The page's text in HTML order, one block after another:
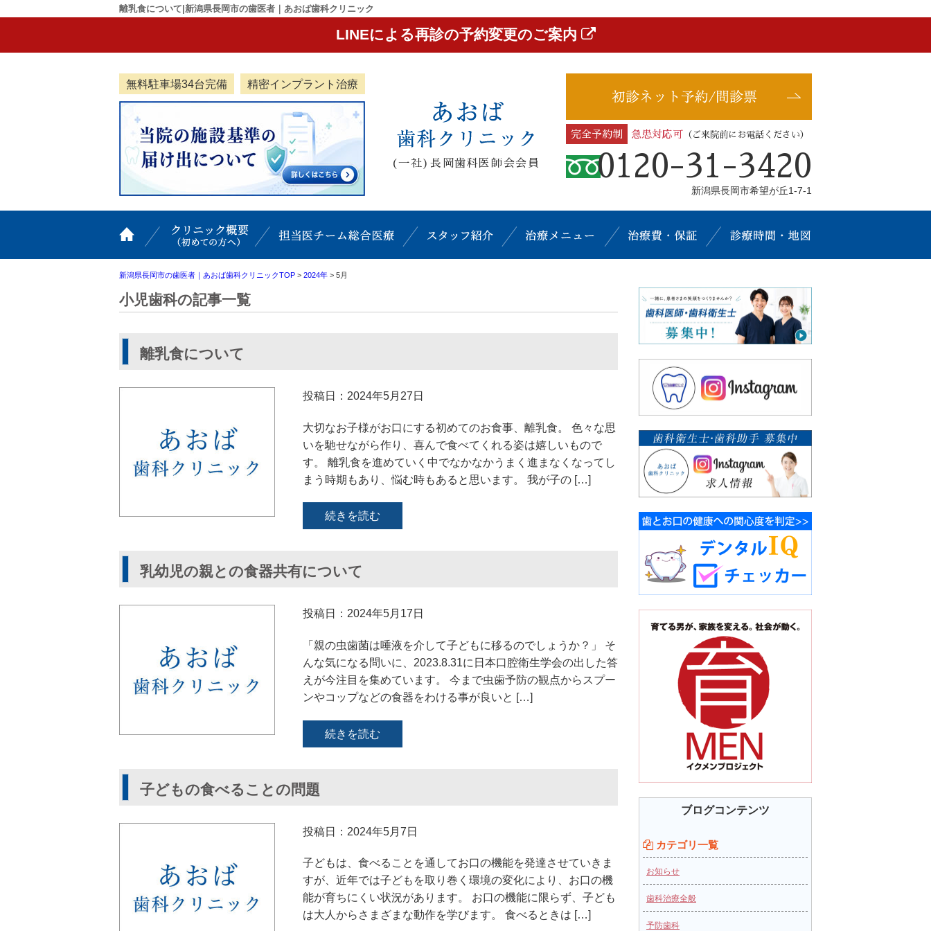
離乳食について|新潟県長岡市の歯医者｜あおば歯科クリニック
LINEによる再診の予約変更のご案内
無料駐車場34台完備 精密インプラント治療
(一社)長岡歯科医師会会員
完全予約制 急患対応可 （ご来院前にお電話ください）
0120-31-3420
新潟県長岡市希望が丘1-7-1
ホーム クリニック概要(初めての方へ)担当医チーム総合医療スタッフ紹介 治療メニュー 治療費・保証
新潟県長岡市の歯医者｜あおば歯科クリニックTOP > 2024年 > 5月
小児歯科の記事一覧
離乳食について
投稿日：2024年5月27日
大切なお子様がお口にする初めてのお食事、離乳食。 色々な思
いを馳せながら作り、喜んで食べてくれる姿は嬉しいもので
す。 離乳食を進めていく中でなかなかうまく進まなくなってし
まう時期もあり、悩む時もあると思います。 我が子の […]
続きを読む
乳幼児の親との食器共有について
投稿日：2024年5月17日
「親の虫歯菌は唾液を介して子どもに移るのでしょうか？」 そ
んな気になる問いに、2023.8.31に日本口腔衛生学会の出した答
えが今注目を集めています。 今まで虫歯予防の観点からスプー
ンやコップなどの食器をわける事が良いと […]
続きを読む
子どもの食べることの問題
投稿日：2024年5月7日
子どもは、食べることを通してお口の機能を発達させていきま
すが、近年では子どもを取り巻く環境の変化により、お口の機
能が育ちにくい状況があります。 お口の機能に限らず、子ども
は大人からさまざまな動作を学びます。 食べるときは […]
ブログコンテンツ
カテゴリ一覧
お知らせ
歯科治療全般
予防歯科